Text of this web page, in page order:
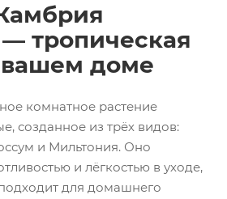
тропическая
вашем доме
комнатное растение
созданное из трёх видов:
и Мильтония. Оно
и лёгкостью в уходе,
для домашнего